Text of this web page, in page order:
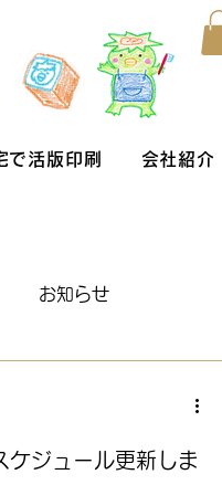
で活版印刷 会社紹介
お知らせ
ケジュール更新しま